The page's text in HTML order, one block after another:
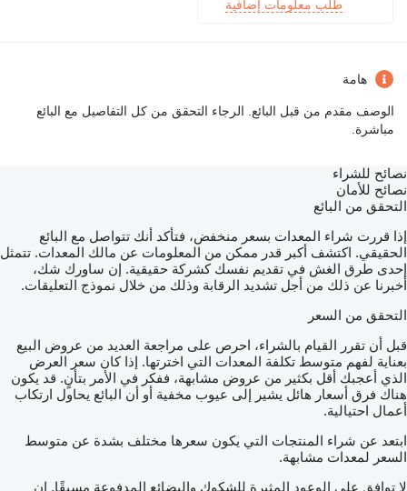
طلب معلومات إضافية
هامة
الوصف مقدم من قبل البائع. الرجاء التحقق من كل التفاصيل مع البائع
مباشرة.
نصائح للشراء
نصائح للأمان
التحقق من البائع
إذا قررت شراء المعدات بسعر منخفض، فتأكد أنك تتواصل مع البائع
الحقيقي. اكتشف أكبر قدر ممكن من المعلومات عن مالك المعدات. تتمثل
إحدى طرق الغش في تقديم نفسك كشركة حقيقية. إن ساورك شك،
أخبرنا عن ذلك من أجل تشديد الرقابة وذلك من خلال نموذج التعليقات.
التحقق من السعر
قبل أن تقرر القيام بالشراء، احرص على مراجعة العديد من عروض البيع
بعناية لفهم متوسط تكلفة المعدات التي اخترتها. إذا كان سعر العرض
الذي أعجبك أقل بكثير من عروض مشابهة، ففكر في الأمر بتأنٍ. قد يكون
هناك فرق أسعار هائل يشير إلى عيوب مخفية أو أن البائع يحاول ارتكاب
أعمال احتيالية.
ابتعد عن شراء المنتجات التي يكون سعرها مختلف بشدة عن متوسط
السعر لمعدات مشابهة.
لا توافق على الوعود المثيرة للشكوك والبضائع المدفوعة مسبقًا. إن